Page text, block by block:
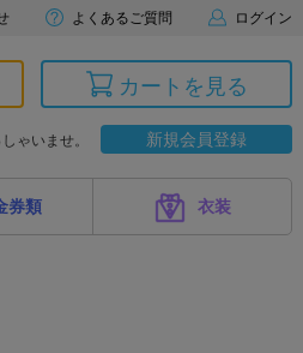
よくあるご質問 ログイン
カートを見る
ゃいませ。 新規会員登録
券類 衣装